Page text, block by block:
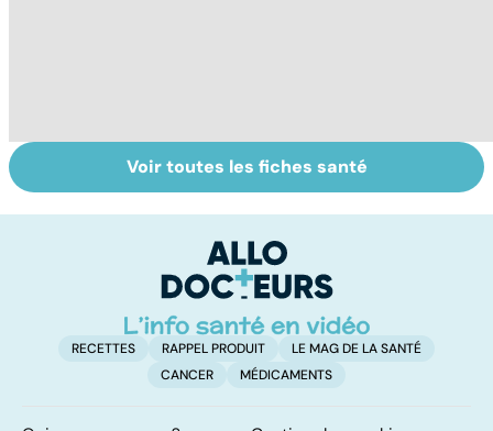
HPV : tout savoir
sur les
Tout savoir sur le
cancer de la
Voir toutes les fiches santé
RECETTES RAPPEL PRODUIT
LE MAG DE LA SANTÉ
CANCER
MÉDICAMENTS